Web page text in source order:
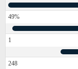
49%
1
248